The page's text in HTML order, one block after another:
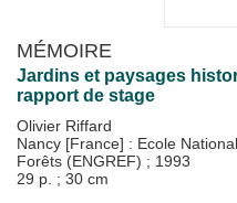
MÉMOIRE
Jardins et paysages
rapport de stage
Olivier Riffard
Nancy [France] : Ecole
Forêts (ENGREF) ; 1993
29 p. ; 30 cm